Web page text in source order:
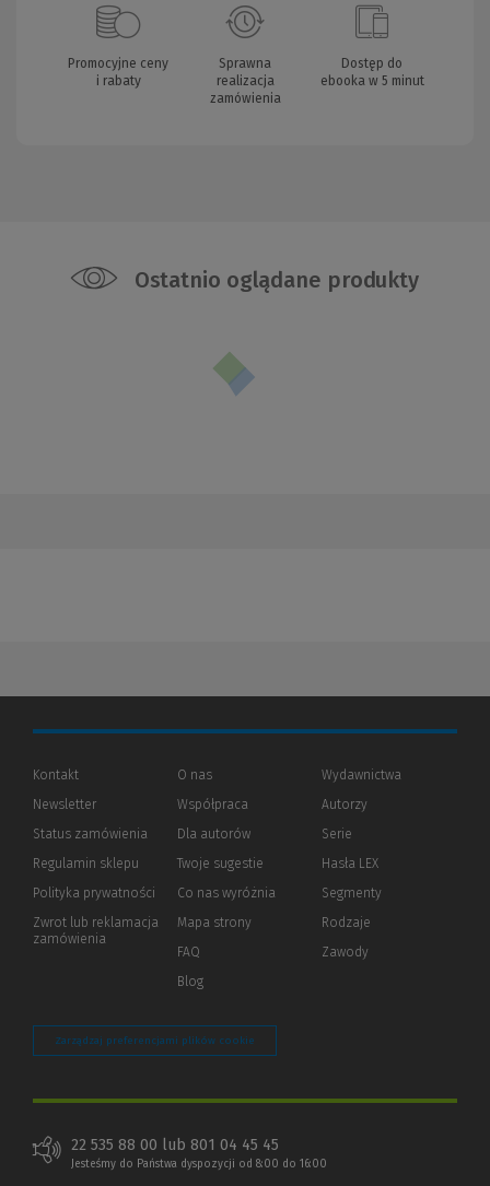
Promocyjne ceny
i rabaty
Sprawna
realizacja
zamówienia
Dostęp do
ebooka w 5 minut
Ostatnio oglądane produkty
Kontakt
Newsletter
Status zamówienia
Regulamin sklepu
Polityka prywatności (Nowe
(Link
innej
Zwrot lub reklamacja
zamówienia
O nas
Współpraca
Dla autorów(Nowe
(Link
innej
strony)
Twoje sugestie
Co nas wyróżnia
Mapa strony
FAQ
Blog
Wydawnictwa
Autorzy
Serie
Hasła LEX
Segmenty
Rodzaje
Zawody
Zarządzaj preferencjami plików cookie
22 535 88 00 lub 801 04 45 45
Jesteśmy do Państwa dyspozycji od 8:00 do 16:00